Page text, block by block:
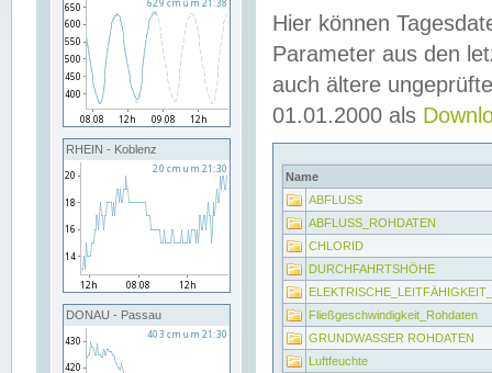
RHEIN - Koblenz
DONAU - Passau
Hier können
Parameter aus den
auch ältere
01.01.2000 als
Name
ABFLUSS
ABFLUSS_ROHDATEN
CHLORID
DURCHFAHRTSHÖHE
Fließgeschwindigkeit_Rohdaten
GRUNDWASSER ROHDATEN
Luftfeuchte